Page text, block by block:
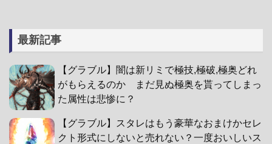
最新記事
【グラブル】闇は新リミで極技,極破,極奥どれ
がもらえるのか まだ見ぬ極奥を貰ってしまっ
た属性は悲惨に？
【グラブル】スタレはもう豪華なおまけかセレ
クト形式にしないと売れない？一度おいしいス